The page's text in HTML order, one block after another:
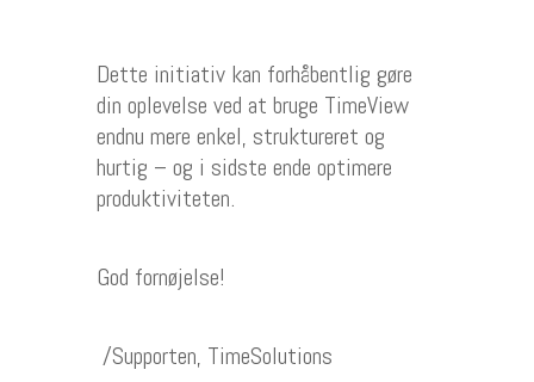
Dette initiativ kan forhåbentlig gøre
din oplevelse ved at bruge TimeView
endnu mere enkel, struktureret og
hurtig – og i sidste ende optimere
produktiviteten.
God fornøjelse!
/Supporten, TimeSolutions